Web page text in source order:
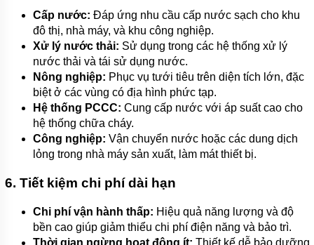
MOTOR
MÁY
NƯỚC
BƠM
NHÔNG
NHỚT)
MÁY
CÔNG
Cấp nước: Đáp ứng nhu cầu cấp nước sạch cho khu
đô thị, nhà máy, và khu công nghiệp.
Xử lý nước thải: Sử dụng trong các hệ thống xử lý
nước thải và tái sử dụng nước.
Nông nghiệp: Phục vụ tưới tiêu trên diện tích lớn, đặc
biệt ở các vùng có địa hình phức tạp.
Hệ thống PCCC: Cung cấp nước với áp suất cao cho
hệ thống chữa cháy.
Công nghiệp: Vận chuyển nước hoặc các dung dịch
lỏng trong nhà máy sản xuất, làm mát thiết bị.
6. Tiết kiệm chi phí dài hạn
Chi phí vận hành thấp: Hiệu quả năng lượng và độ
bền cao giúp giảm thiểu chi phí điện năng và bảo trì.
Thời gian ngừng hoạt động ít: Thiết kế dễ bảo dưỡng